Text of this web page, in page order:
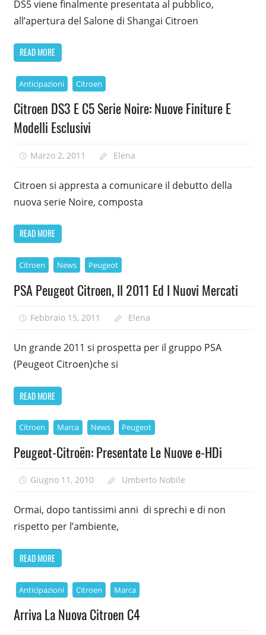
DS5 viene finalmente presentata al pubblico,
all’apertura del Salone di Shangai Citroen
READ MORE
Anticipazioni Citroen
Citroen DS3 E C5 Serie Noire: Nuove Finiture E
Modelli Esclusivi
Marzo 2, 2011 Elena
Citroen si appresta a comunicare il debutto della
nuova serie Noire, composta
READ MORE
Citroen News Peugeot
PSA Peugeot Citroen, Il 2011 Ed I Nuovi Mercati
Febbraio 15, 2011 Elena
Un grande 2011 si prospetta per il gruppo PSA
(Peugeot Citroen)che si
READ MORE
Citroen Marca News Peugeot
Peugeot-Citroën: Presentate Le Nuove e-HDi
Giugno 11, 2010 Umberto Nobile
Ormai, dopo tantissimi anni di sprechi e di non
rispetto per l’ambiente,
READ MORE
Anticipazioni Citroen Marca
Arriva La Nuova Citroen C4